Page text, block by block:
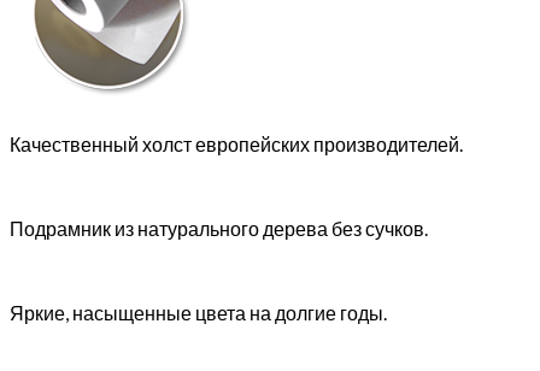
Качественный холст европейских производителей.
Подрамник из натурального дерева без сучков.
Яркие, насыщенные цвета на долгие годы.